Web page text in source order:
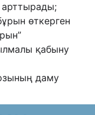
арттырады;
өткерген
қабыну
даму